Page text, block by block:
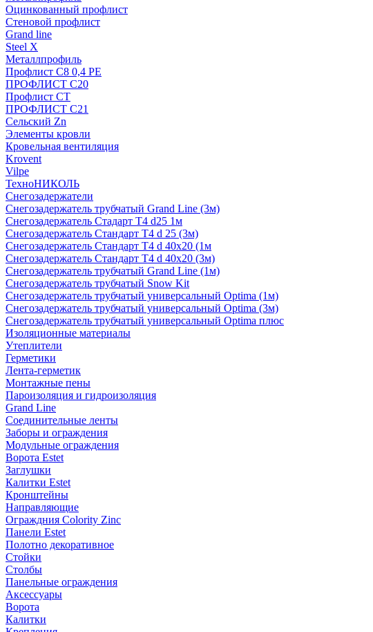
Оцинкованный профлист
Стеновой профлист
Grand line
Steel X
Металлпрофиль
Профлист С8 0,4 РЕ
ПРОФЛИСТ С20
Профлист СТ
ПРОФЛИСТ С21
Сельский Zn
Элементы кровли
Кровельная вентиляция
Krovent
Vilpe
ТехноНИКОЛЬ
Снегозадержатели
Снегозадержатель трубчатый Grand Line (3м)
Снегозадержатель Стадарт Т4 d25 1м
Снегозадержатель Стандарт Т4 d 25 (3м)
Снегозадержатель Стандарт Т4 d 40х20 (1м
Снегозадержатель Стандарт Т4 d 40х20 (3м)
Снегозадержатель трубчатый Grand Line (1м)
Снегозадержатель трубчатый Snow Kit
Снегозадержатель трубчатый универсальный Optima (1м)
Снегозадержатель трубчатый универсальный Optima (3м)
Снегозадержатель трубчатый универсальный Optima плюс
Изоляционные материалы
Утеплители
Герметики
Лента-герметик
Монтажные пены
Пароизоляция и гидроизоляция
Grand Line
Соединительные ленты
Заборы и ограждения
Модульные ограждения
Ворота Estet
Заглушки
Калитки Estet
Кронштейны
Направляющие
Ограждния Colority Zinc
Панели Estet
Полотно декоративное
Стойки
Столбы
Панельные ограждения
Аксессуары
Ворота
Калитки